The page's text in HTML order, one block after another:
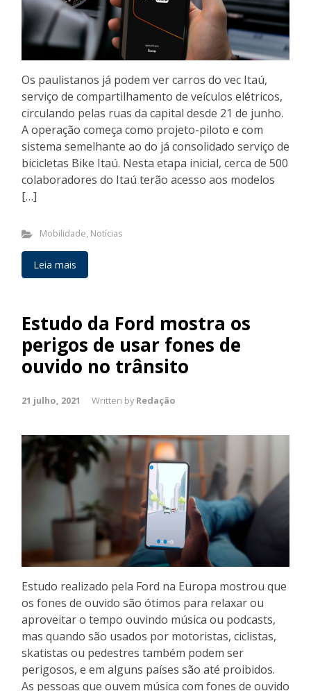
Os paulistanos já podem ver carros do vec Itaú,
serviço de compartilhamento de veículos elétricos,
circulando pelas ruas da capital desde 21 de junho.
A operação começa como projeto-piloto e com
sistema semelhante ao do já consolidado serviço de
bicicletas Bike Itaú. Nesta etapa inicial, cerca de 500
colaboradores do Itaú terão acesso aos modelos
[…]
Mobilidade, Notícias
Leia mais
Estudo da Ford mostra os
perigos de usar fones de
ouvido no trânsito
21 julho, 2021 Written by Redação
Estudo realizado pela Ford na Europa mostrou que
os fones de ouvido são ótimos para relaxar ou
aproveitar o tempo ouvindo música ou podcasts,
mas quando são usados por motoristas, ciclistas,
skatistas ou pedestres também podem ser
perigosos, e em alguns países são até proibidos.
As pessoas que ouvem música com fones de ouvido